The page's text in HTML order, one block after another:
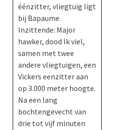
éénzitter, vliegtuig ligt
bij Bapaume.
Inzittende: Major
hawker, dood Ik viel,
samen met twee
andere vliegtuigen, een
Vickers eenzitter aan
op 3.000 meter hoogte.
Na een lang
bochtengevecht van
drie tot vijf minuten